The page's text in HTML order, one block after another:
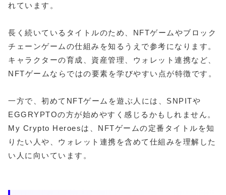
れています。
長く続いているタイトルのため、NFTゲームやブロック
チェーンゲームの仕組みを知るうえで参考になります。
キャラクターの育成、資産管理、ウォレット連携など、
NFTゲームならではの要素を学びやすい点が特徴です。
一方で、初めてNFTゲームを遊ぶ人には、SNPITや
EGGRYPTOの方が始めやすく感じるかもしれません。
My Crypto Heroesは、NFTゲームの定番タイトルを知
りたい人や、ウォレット連携を含めて仕組みを理解した
い人に向いています。